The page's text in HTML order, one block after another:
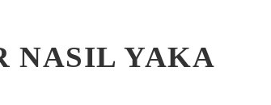
NASIL YAKA